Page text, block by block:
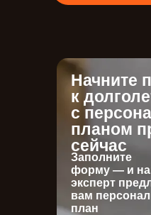
Начните
к
с
планом
сейчас
Заполните
форму — и
эксперт
вам
план